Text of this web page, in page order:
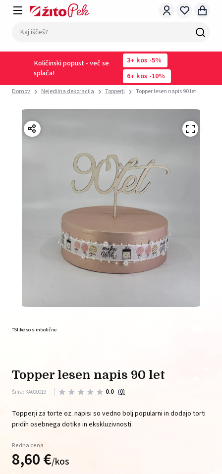
Količinski popust - več se
splača!
3 kos -5%
6
kos -10%
Domov Nejedilna dekoracija Topperji Topper lesen napis 90 let
*Slike so simbolične.
topper lesen napis 90 let
Šifra: KA000019 0.0 (0)
Topperji za torte oz. napisi so vedno bolj popularni in dodajo torti
pridih osebnega dotika in ekskluzivnosti.
Redna cena
8,60€/kos